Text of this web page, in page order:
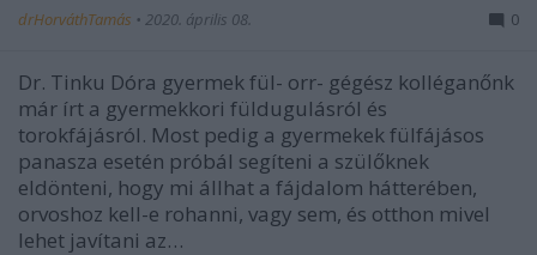
drHorváthTamás • 2020. április 08. 0
Dr. Tinku Dóra gyermek fül- orr- gégész kolléganőnk
már írt a gyermekkori füldugulásról és
torokfájásról. Most pedig a gyermekek fülfájásos
panasza esetén próbál segíteni a szülőknek
eldönteni, hogy mi állhat a fájdalom hátterében,
orvoshoz kell-e rohanni, vagy sem, és otthon mivel
lehet javítani az…